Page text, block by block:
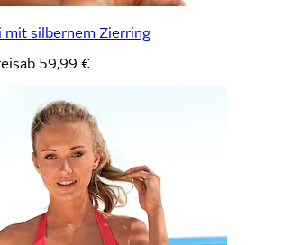
mit silbernem Zierring
ab 59,99 €